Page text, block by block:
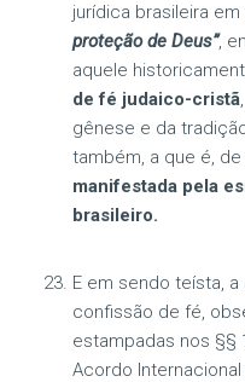
jurídica brasileira
proteção de Deus”,
aquele
de fé judaico-cristã
gênese e da
também, a que é,
manifestada pela
brasileiro.
E em sendo teísta,
confissão de fé,
estampadas nos §§
Acordo